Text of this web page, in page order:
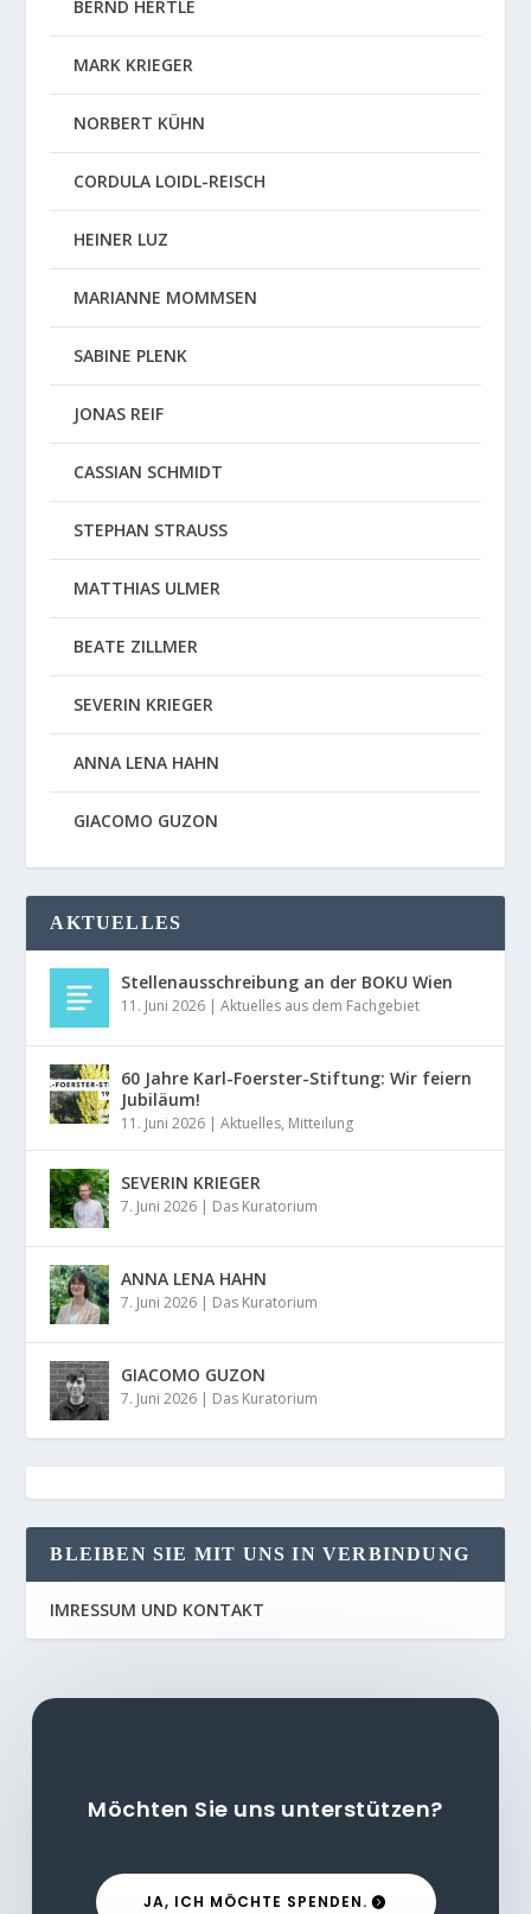
BERND HERTLE
MARK KRIEGER
NORBERT KÜHN
CORDULA LOIDL-REISCH
HEINER LUZ
MARIANNE MOMMSEN
SABINE PLENK
JONAS REIF
CASSIAN SCHMIDT
STEPHAN STRAUSS
MATTHIAS ULMER
BEATE ZILLMER
SEVERIN KRIEGER
ANNA LENA HAHN
GIACOMO GUZON
AKTUELLES
Stellenausschreibung an der BOKU Wien
11. Juni 2026 |Aktuelles aus dem Fachgebiet
60 Jahre Karl-Foerster-Stiftung: Wir feiern
Jubiläum!
11. Juni 2026 |Aktuelles, Mitteilung
SEVERIN KRIEGER
7. Juni 2026 | Das Kuratorium
ANNA LENA HAHN
7. Juni 2026 | Das Kuratorium
GIACOMO GUZON
7. Juni 2026 | Das Kuratorium
BLEIBEN SIE MIT UNS IN VERBINDUNG
IMRESSUM UND KONTAKT
Möchten Sie uns unterstützen?
JA, ICH MÖCHTE SPENDEN.